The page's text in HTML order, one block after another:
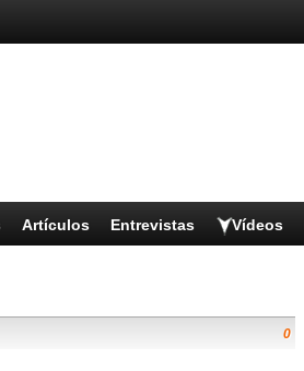
Artículos Entrevistas Vídeos
0